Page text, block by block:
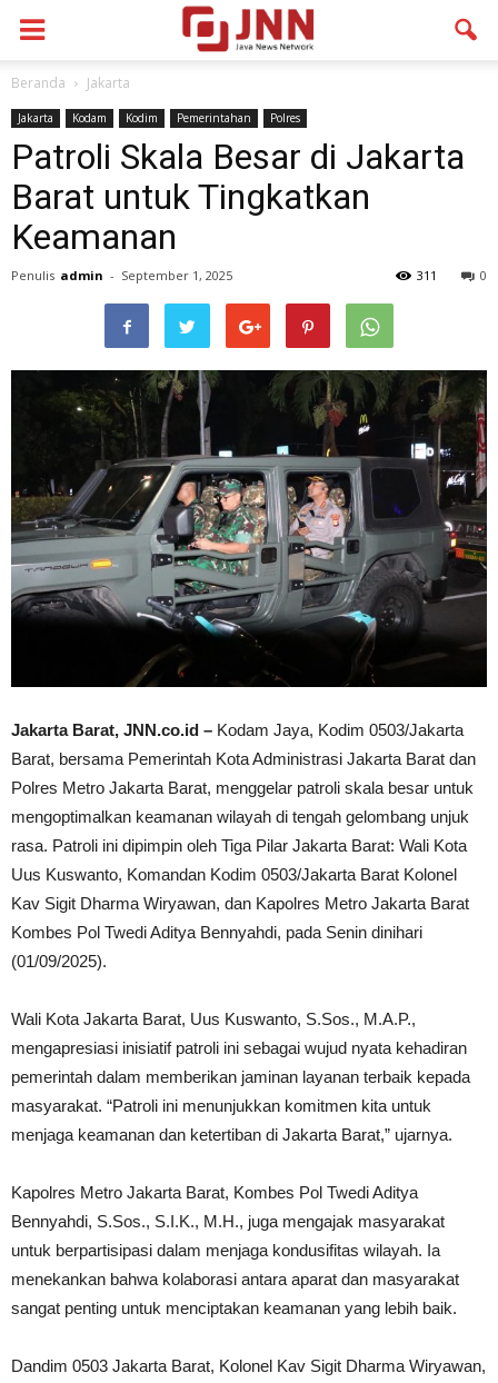
Beranda Jakarta
Jakarta Kodam Kodim Pemerintahan Polres
Patroli Skala Besar di Jakarta
Barat untuk Tingkatkan
Keamanan
Penulis admin - September 1, 2025 0
311
Jakarta Barat, JNN.co.id – Kodam Jaya, Kodim 0503/Jakarta
Barat, bersama Pemerintah Kota Administrasi Jakarta Barat dan
Polres Metro Jakarta Barat, menggelar patroli skala besar untuk
mengoptimalkan keamanan wilayah di tengah gelombang unjuk
rasa. Patroli ini dipimpin oleh Tiga Pilar Jakarta Barat: Wali Kota
Uus Kuswanto, Komandan Kodim 0503/Jakarta Barat Kolonel
Kav Sigit Dharma Wiryawan, dan Kapolres Metro Jakarta Barat
Kombes Pol Twedi Aditya Bennyahdi, pada Senin dinihari
(01/09/2025).
Wali Kota Jakarta Barat, Uus Kuswanto, S.Sos., M.A.P.,
mengapresiasi inisiatif patroli ini sebagai wujud nyata kehadiran
pemerintah dalam memberikan jaminan layanan terbaik kepada
masyarakat. “Patroli ini menunjukkan komitmen kita untuk
menjaga keamanan dan ketertiban di Jakarta Barat,” ujarnya.
Kapolres Metro Jakarta Barat, Kombes Pol Twedi Aditya
Bennyahdi, S.Sos., S.I.K., M.H., juga mengajak masyarakat
untuk berpartisipasi dalam menjaga kondusifitas wilayah. Ia
menekankan bahwa kolaborasi antara aparat dan masyarakat
sangat penting untuk menciptakan keamanan yang lebih baik.
Dandim 0503 Jakarta Barat, Kolonel Kav Sigit Dharma Wiryawan,